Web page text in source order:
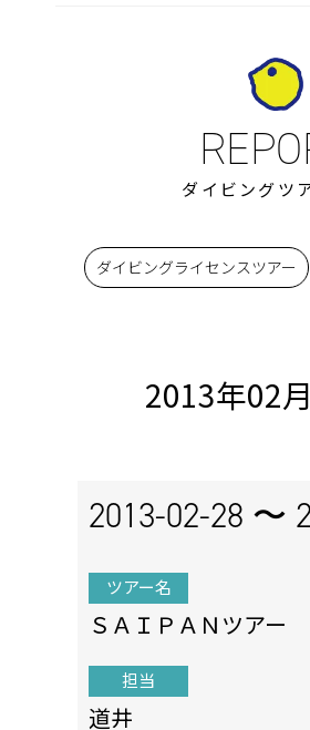
ダイビングツ
ダイビングライセンスツアー
2013年02
2013-02-28 〜
ツアー名
ＳＡＩＰＡＮツアー
担当
道井